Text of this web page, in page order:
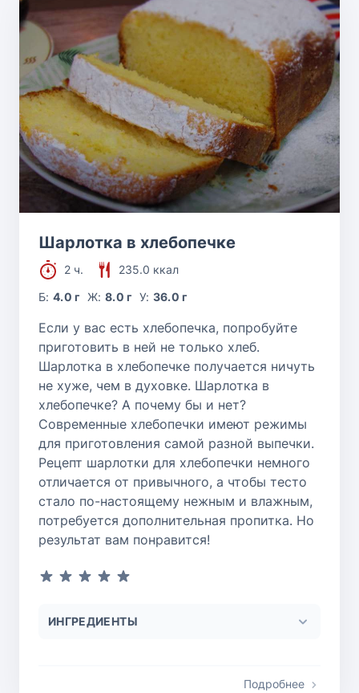
Шарлотка в хлебопечке
2 ч.
235.0 ккал
Б:4.0 г Ж: 8.0 г У: 36.0 г
Если у вас есть хлебопечка, попробуйте
приготовить в ней не только хлеб.
Шарлотка в хлебопечке получается ничуть
не хуже, чем в духовке. Шарлотка в
хлебопечке? А почему бы и нет?
Современные хлебопечки имеют режимы
для приготовления самой разной выпечки.
Рецепт шарлотки для хлебопечки немного
отличается от привычного, а чтобы тесто
стало по-настоящему нежным и влажным,
потребуется дополнительная пропитка. Но
результат вам понравится!
ИНГРЕДИЕНТЫ
Подробнее